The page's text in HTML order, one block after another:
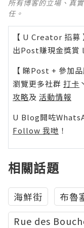
所有博客的立場、真
任。
【 U Creator 招募
出Post賺現金獎賞 l
【 睇Post + 參加品
瀏覽更多社群 打卡
攻略及 活動情報
U Blog開咗
Follow 我哋 ！
相關話題
海鮮街 布魯
Rue des